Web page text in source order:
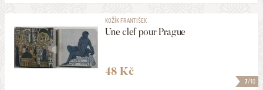
7/10
KOŽÍK FRANTIŠEK
Une clef pour Prague
48 Kč